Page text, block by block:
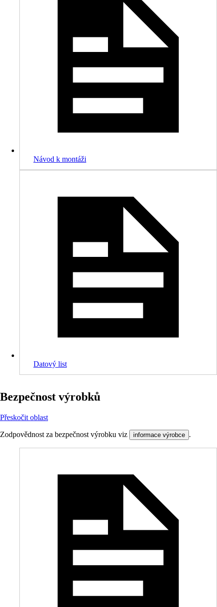
Návod k montáži
Datový list
Bezpečnost výrobků
Přeskočit oblast
Zodpovědnost za bezpečnost výrobku viz informace výrobce .